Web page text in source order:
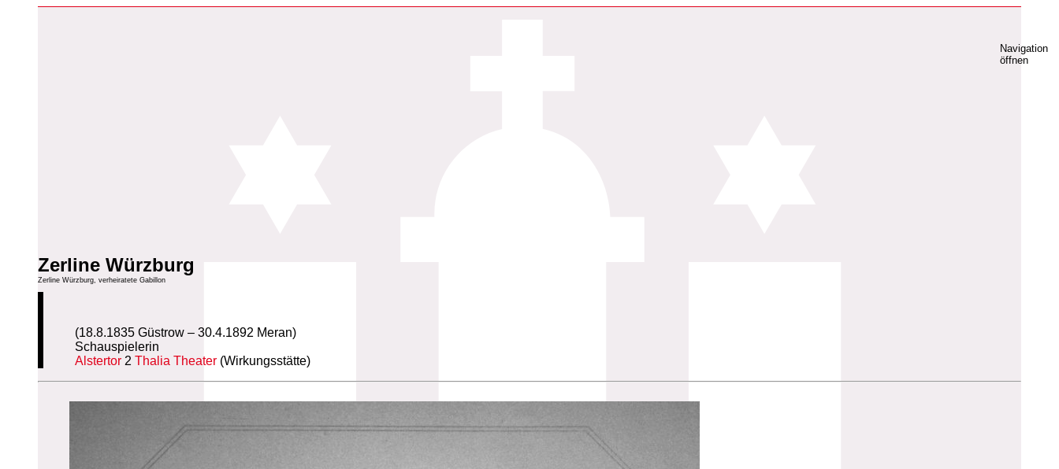
Navigation
öffnen
Zerline Würzburg
Zerline Würzburg, verheiratete Gabillon
(18.8.1835 Güstrow – 30.4.1892 Meran)
Schauspielerin
Alstertor 2Thalia Theater (Wirkungsstätte)